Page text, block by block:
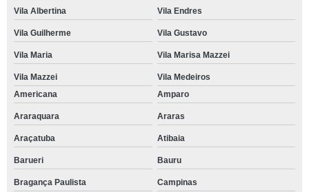
Vila Albertina Vila Endres
Vila Guilherme Vila Gustavo
Vila Maria Vila Marisa Mazzei
Vila Mazzei
Vila Medeiros
Americana
Amparo
Araraquara Araras
Araçatuba Atibaia
Barueri Bauru
Bragança Paulista Campinas